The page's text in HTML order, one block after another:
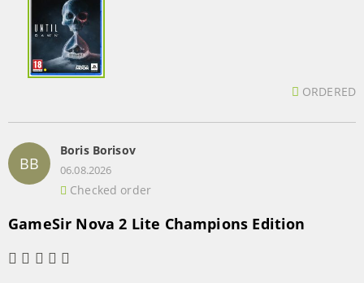
ORDERED
BB
Boris Borisov
06.08.2026
Checked order
GameSir Nova 2 Lite Champions Edition